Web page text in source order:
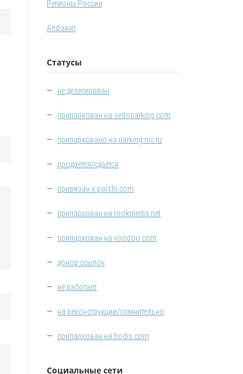
Регионы России
Алфавит
Статусы
— не делегирован
— припаркован на sedoparking.com
— припарковано на parking.nic.ru
— продаётся/сдаётся
— привязан к poishi.com
— припаркован на rookmedia.net
— припаркован на voodoo.com
— донор ссылок
— не работает
— на реконструкции/сомнительно
— припаркован на bodis.com
Социальные сети